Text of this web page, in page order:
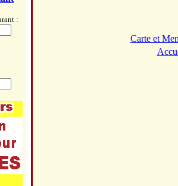
:
Carte et